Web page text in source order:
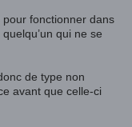
fonctionner dans
qui ne se
de type non
avant que celle-ci